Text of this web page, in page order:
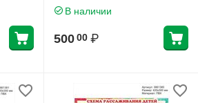
В наличии
500 00 ₽